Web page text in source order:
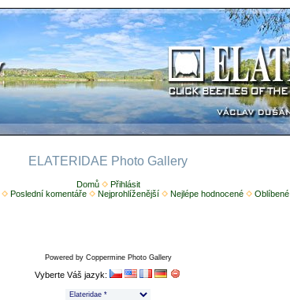
ELATERIDAE Photo Gallery
Domů
Přihlásit
Poslední komentáře Nejprohlíženější Nejlépe hodnocené Oblíbené
Powered by Coppermine Photo Gallery
Vyberte Váš jazyk: